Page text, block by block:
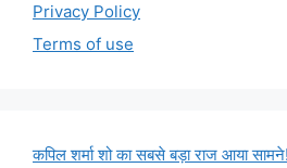
Privacy Policy
Terms of use
कपिल शर्मा शो का सबसे बड़ा राज आया